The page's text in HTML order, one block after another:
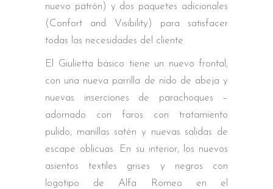
nuevo patrón) y dos paquetes adicionales
(Confort and Visibility) para satisfacer
todas las necesidades del cliente.
El Giulietta básico tiene un nuevo frontal,
con una nueva parrilla de nido de abeja y
nuevas inserciones de parachoques –
adornado con faros con tratamiento
pulido, manillas satén y nuevas salidas de
escape oblicuas. En su interior, los nuevos
asientos textiles grises y negros con
logotipo de Alfa Romeo en el